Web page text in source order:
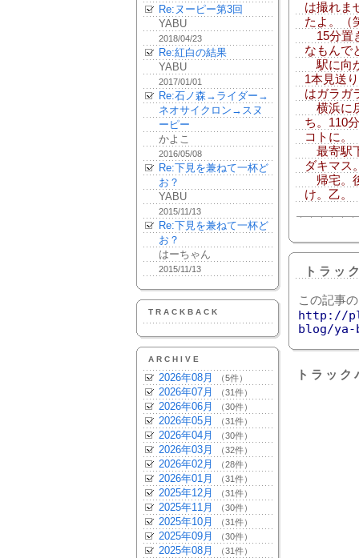
Re:ヌーピー第3回
YABU
2018/04/23
Re:紅白の結果
YABU
2017/01/01
Re:石ノ森→ライダー→
ネオサイクロン→スヌ
ーピー
かよこ
2016/05/08
Re:下見を兼ねて一杯ど
お？
YABU
2015/11/13
Re:下見を兼ねて一杯ど
お？
はーちゃん
2015/11/13
TRACKBACK
ARCHIVE
2026年08月 （5件）
2026年07月 （31件）
2026年06月 （30件）
2026年05月 （31件）
2026年04月 （30件）
2026年03月 （32件）
2026年02月 （28件）
2026年01月 （31件）
2025年12月 （31件）
2025年11月 （30件）
2025年10月 （31件）
2025年09月 （30件）
2025年08月 （31件）
は撮れま
たよ。（
15分置
なもんで
駅に向
1本見送
はガラガ
横浜に
ち。110
コトに。
最寄駅
ダキマス
帰宅。
け。乙。
トラッ
この記事
http://
blog/ya-
トラッ